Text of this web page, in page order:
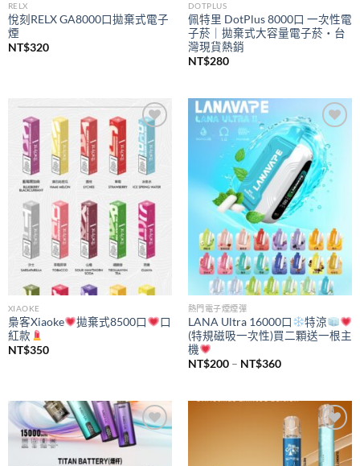
RELX
悅刻RELX GA8000口拋棄式電子
煙
NT$320
DOTPLUS
佩特里 DotPlus 8000口 一次性電
子菸｜拋棄式大容量電子菸・台
灣現貨熱銷
NT$280
Add to
wishlist
XIAOKE
梟客Xiaoke 拋棄式8500口
口
紅款
NT$350
Add to
wishlist
熱門電子煙煙彈
LANA Ultra 16000口
特涼
(特規磁吸一次性)買二顆送一根主
機
NT$200 – NT$360價
NT$200
到
NT$360
Add to
Add to
wishlist